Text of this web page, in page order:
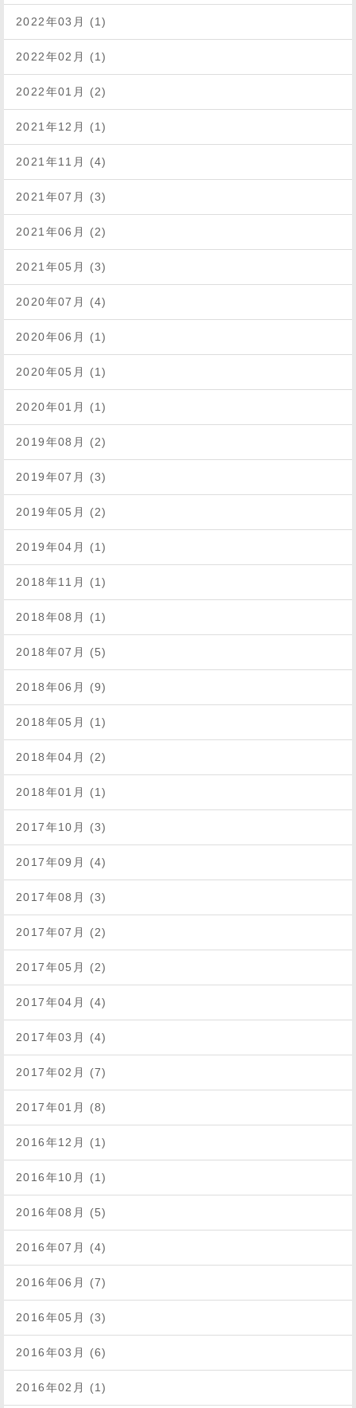
2022年03月 (1)
2022年02月 (1)
2022年01月 (2)
2021年12月 (1)
2021年11月 (4)
2021年07月 (3)
2021年06月 (2)
2021年05月 (3)
2020年07月 (4)
2020年06月 (1)
2020年05月 (1)
2020年01月 (1)
2019年08月 (2)
2019年07月 (3)
2019年05月 (2)
2019年04月 (1)
2018年11月 (1)
2018年08月 (1)
2018年07月 (5)
2018年06月 (9)
2018年05月 (1)
2018年04月 (2)
2018年01月 (1)
2017年10月 (3)
2017年09月 (4)
2017年08月 (3)
2017年07月 (2)
2017年05月 (2)
2017年04月 (4)
2017年03月 (4)
2017年02月 (7)
2017年01月 (8)
2016年12月 (1)
2016年10月 (1)
2016年08月 (5)
2016年07月 (4)
2016年06月 (7)
2016年05月 (3)
2016年03月 (6)
2016年02月 (1)